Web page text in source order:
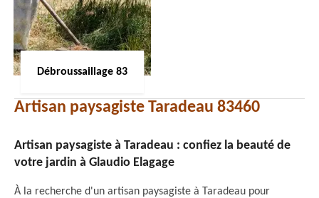
Débroussaillage 83
Artisan paysagiste Taradeau 83460
Artisan paysagiste à Taradeau : confiez la beauté de
votre jardin à Glaudio Elagage
À la recherche d'un artisan paysagiste à Taradeau pour